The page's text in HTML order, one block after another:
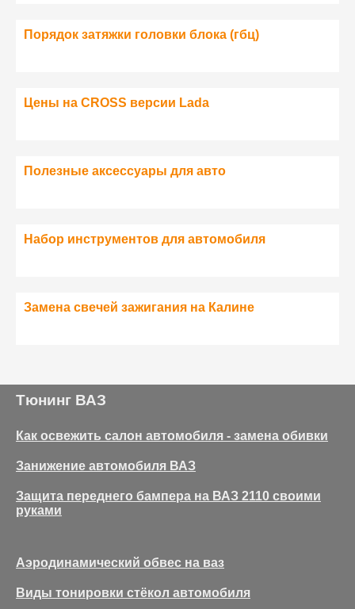
Порядок затяжки головки блока (гбц)
Цены на CROSS версии Lada
Полезные аксессуары для авто
Набор инструментов для автомобиля
Замена свечей зажигания на Калине
Тюнинг ВАЗ
Как освежить салон автомобиля - замена обивки
Занижение автомобиля ВАЗ
Защита переднего бампера на ВАЗ 2110 своими
руками
Аэродинамический обвес на ваз
Виды тонировки стёкол автомобиля